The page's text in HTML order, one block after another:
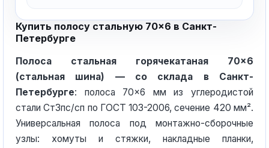
Купить полосу стальную 70×6 в Санкт-
Петербурге
Полоса стальная горячекатаная 70×6
(стальная шина) — со склада в Санкт-
Петербурге: полоса 70×6 мм из углеродистой
стали Ст3пс/сп по ГОСТ 103-2006, сечение 420 мм².
Универсальная полоса под монтажно-сборочные
узлы: хомуты и стяжки, накладные планки,